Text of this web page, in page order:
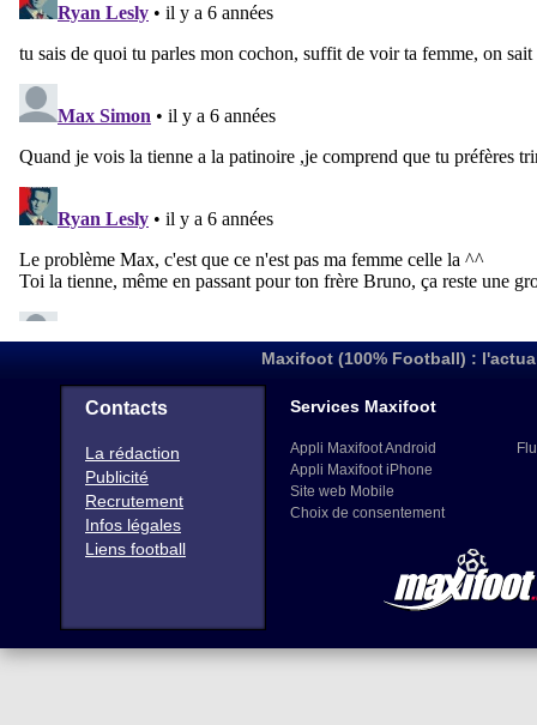
Maxifoot (100% Football) :
Contacts
La rédaction
Publicité
Recrutement
Infos légales
Liens football
Services Maxifoot
Appli Maxifoot Android
Appli Maxifoot iPhone
Site web Mobile
Choix de consentement